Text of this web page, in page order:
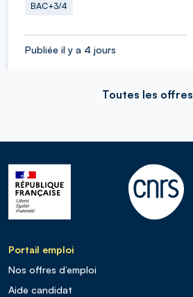
BAC+3/4
Publiée il y a 4 jours
Toutes les offres
Portail emploi
Nos offres d’emploi
Aide candidat